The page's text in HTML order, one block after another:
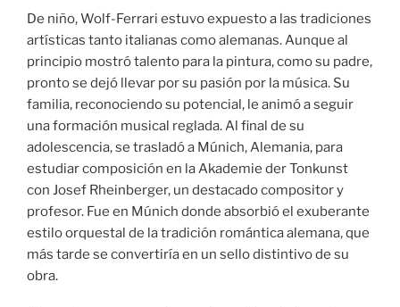
De niño, Wolf-Ferrari estuvo expuesto a las tradiciones
artísticas tanto italianas como alemanas. Aunque al
principio mostró talento para la pintura, como su padre,
pronto se dejó llevar por su pasión por la música. Su
familia, reconociendo su potencial, le animó a seguir
una formación musical reglada. Al final de su
adolescencia, se trasladó a Múnich, Alemania, para
estudiar composición en la Akademie der Tonkunst
con Josef Rheinberger, un destacado compositor y
profesor. Fue en Múnich donde absorbió el exuberante
estilo orquestal de la tradición romántica alemana, que
más tarde se convertiría en un sello distintivo de su
obra.